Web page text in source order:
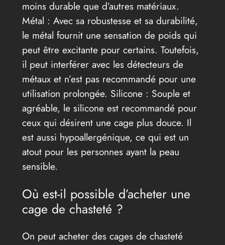
moins durable que d’autres matériaux.
Métal : Avec sa robustesse et sa durabilité,
le métal fournit une sensation de poids qui
peut être excitante pour certains. Toutefois,
il peut interférer avec les détecteurs de
métaux et n’est pas recommandé pour une
utilisation prolongée. Silicone : Souple et
agréable, le silicone est recommandé pour
ceux qui désirent une cage plus douce. Il
est aussi hypoallergénique, ce qui est un
atout pour les personnes ayant la peau
sensible.
Où est-il possible d’acheter une
cage de chasteté ?
On peut acheter des cages de chasteté